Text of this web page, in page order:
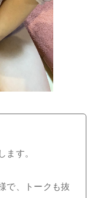
ます。
で、トークも抜